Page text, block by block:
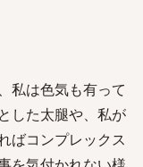
私は色気も有って
した太腿や、私が
ばコンプレックス